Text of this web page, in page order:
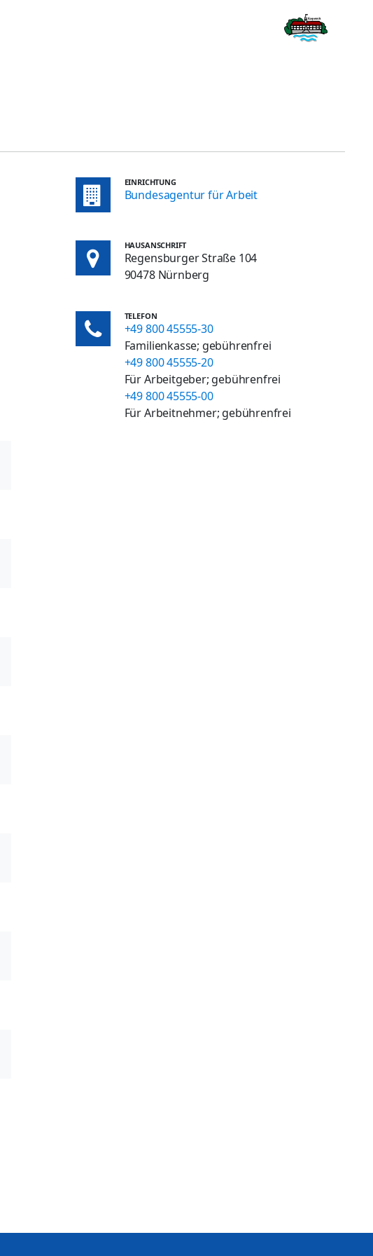
EINRICHTUNG
Bundesagentur für Arbeit
HAUSANSCHRIFT
Regensburger Straße 104
90478 Nürnberg
TELEFON
+49 800 45555-30
Familienkasse; gebührenfrei
+49 800 45555-20
Für Arbeitgeber; gebührenfrei
+49 800 45555-00
Für Arbeitnehmer; gebührenfrei